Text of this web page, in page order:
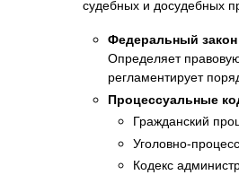
судебных и досудебных
Федеральный
Определяет
регламентирует
Процессуальные
Гражданский
Уголовно-
Кодекс